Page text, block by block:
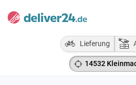
Lieferung
14532